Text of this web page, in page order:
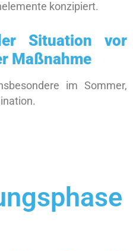
konzipiert.
Situation vor
Maßnahme
im Sommer,